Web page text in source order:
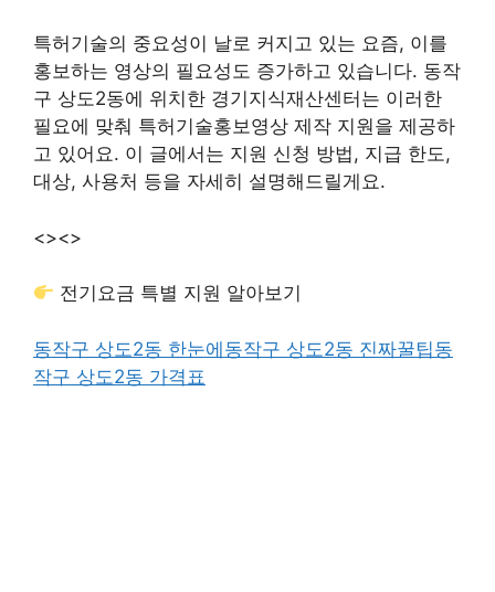
특허기술의 중요성이 날로 커지고 있는 요즘, 이를
홍보하는 영상의 필요성도 증가하고 있습니다. 동작
구 상도2동에 위치한 경기지식재산센터는 이러한
필요에 맞춰 특허기술홍보영상 제작 지원을 제공하
고 있어요. 이 글에서는 지원 신청 방법, 지급 한도,
대상, 사용처 등을 자세히 설명해드릴게요.
<><>
전기요금 특별 지원 알아보기
동작구 상도2동 한눈에동작구 상도2동 진짜꿀팁동
작구 상도2동 가격표